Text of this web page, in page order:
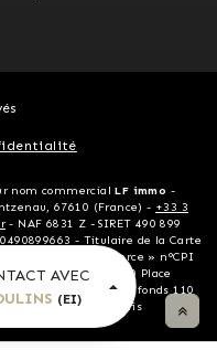
AVEC
(EI)
nom commercialLF immo -
67610 (France) - +33 3
- NAF 6831 Z - SIRET 490 899
- Titulaire de la Carte
et fonds de commerce » n°CPI
Eurométropole, 10 Place
non détention de fonds 110
Michelet, 92076 Paris